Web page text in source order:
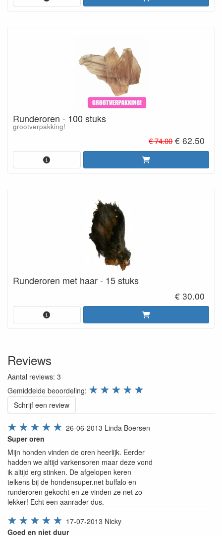
Runderoren - 100 stuks
grootverpakking!
€ 74.00€ 62.50
Runderoren met haar - 15 stuks
€ 30.00
Reviews
Aantal reviews: 3
Gemiddelde beoordeling: review.stars ☆
☆
☆
☆
☆
Schrijf een review
☆
☆
☆
☆
☆ 26-06-2013 Linda Boersen
Super oren
Mijn honden vinden de oren heerlijk. Eerder
hadden we altijd varkensoren maar deze vond
ik altijd erg stinken. De afgelopen keren
telkens bij de hondensuper.net buffalo en
runderoren gekocht en ze vinden ze net zo
lekker! Echt een aanrader dus.
☆
☆
☆
☆
☆ 17-07-2013 Nicky
Goed en niet duur